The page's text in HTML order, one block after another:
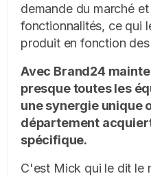
demande du marché
fonctionnalités, ce qui
produit en fonction
Avec Brand24
presque toutes les
une synergie unique
département
spécifique.
C'est Mick qui le dit le